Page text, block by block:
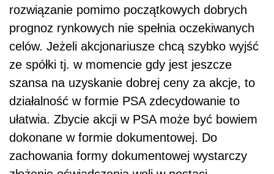
rozwiązanie pomimo początkowych dobrych
prognoz rynkowych nie spełnia oczekiwanych
celów. Jeżeli akcjonariusze chcą szybko wyjść
ze spółki tj. w momencie gdy jest jeszcze
szansa na uzyskanie dobrej ceny za akcje, to
działalność w formie PSA zdecydowanie to
ułatwia. Zbycie akcji w PSA może być bowiem
dokonane w formie dokumentowej. Do
zachowania formy dokumentowej wystarczy